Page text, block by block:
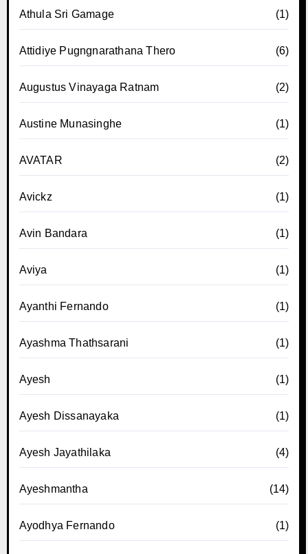
Athula Sri Gamage (1)
Attidiye Pugngnarathana Thero (6)
Augustus Vinayaga Ratnam (2)
Austine Munasinghe (1)
AVATAR (2)
Avickz (1)
Avin Bandara (1)
Aviya (1)
Ayanthi Fernando (1)
Ayashma Thathsarani (1)
Ayesh (1)
Ayesh Dissanayaka (1)
Ayesh Jayathilaka (4)
Ayeshmantha (14)
Ayodhya Fernando (1)